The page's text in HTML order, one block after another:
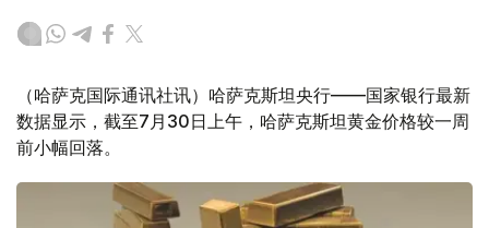
（哈萨克国际通讯社讯）哈萨克斯坦央行——国家银行最新
数据显示，截至7月30日上午，哈萨克斯坦黄金价格较一周
前小幅回落。